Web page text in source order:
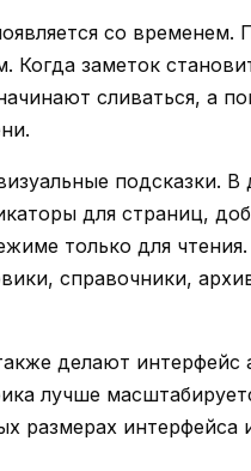
со временем.
Когда заметок
сливаться, а
подсказки. В
для страниц,
только для
справочники,
делают интерфейс
лучше
размерах интерфейса